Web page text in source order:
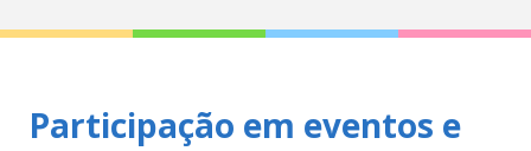
Participação em eventos e